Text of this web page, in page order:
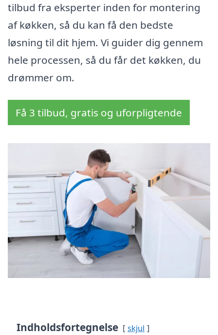
tilbud fra eksperter inden for montering
af køkken, så du kan få den bedste
løsning til dit hjem. Vi guider dig gennem
hele processen, så du får det køkken, du
drømmer om.
Få 3 tilbud, gratis og uforpligtende
Indholdsfortegnelse skjul